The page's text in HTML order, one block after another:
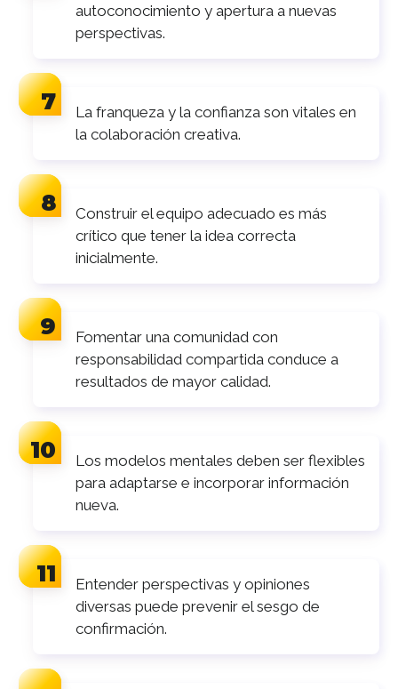
autoconocimiento y apertura a nuevas
perspectivas.
La franqueza y la confianza son vitales en
la colaboración creativa.
Construir el equipo adecuado es más
crítico que tener la idea correcta
inicialmente.
Fomentar una comunidad con
responsabilidad compartida conduce a
resultados de mayor calidad.
Los modelos mentales deben ser flexibles
para adaptarse e incorporar información
nueva.
Entender perspectivas y opiniones
diversas puede prevenir el sesgo de
confirmación.